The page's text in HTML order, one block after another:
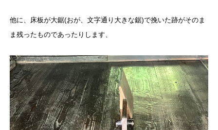
他に、床板が大鋸(おが、文字通り大きな鋸)で挽いた跡がそのま
ま残ったものであったりします、